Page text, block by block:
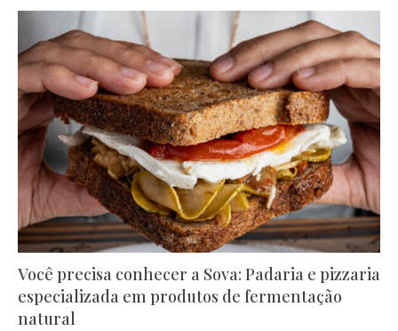
Você precisa conhecer a Sova: Padaria e pizzaria
especializada em produtos de fermentação
natural